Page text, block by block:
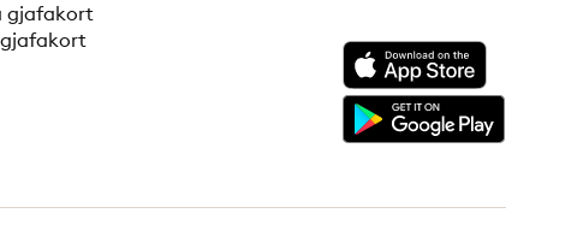
gjafakort